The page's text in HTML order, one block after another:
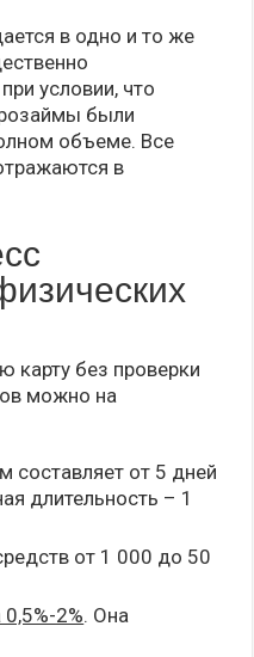
в одно и то же
условии, что
были
объеме. Все
в
карту без проверки
можно на
составляет от 5 дней
длительность – 1
от 1 000 до 50
2%. Она